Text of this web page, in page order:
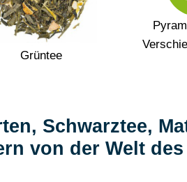
Grüntee
Schwarztee,
von der Welt des